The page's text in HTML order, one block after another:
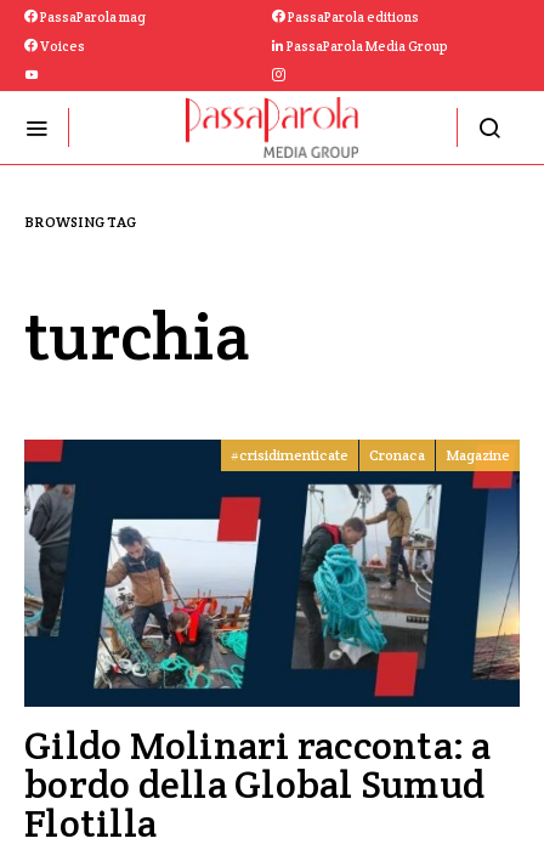
PassaParola mag
PassaParola editions
Voices
PassaParola Media Group
BROWSING TAG
turchia
#crisidimenticate Cronaca Magazine
Gildo Molinari racconta: a
bordo della Global Sumud
Flotilla